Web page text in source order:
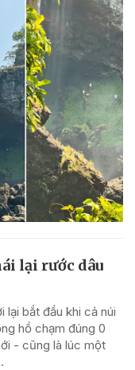
lại rước dâu
lại bắt đầu khi cả núi
hồ chạm đúng 0
- cũng là lúc một